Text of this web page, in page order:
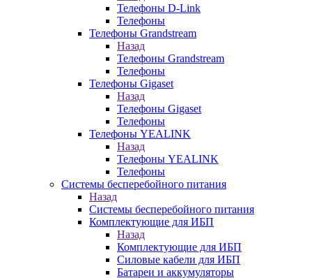
Телефоны D-Link
Телефоны
Телефоны Grandstream
Назад
Телефоны Grandstream
Телефоны
Телефоны Gigaset
Назад
Телефоны Gigaset
Телефоны
Телефоны YEALINK
Назад
Телефоны YEALINK
Телефоны
Системы бесперебойного питания
Назад
Системы бесперебойного питания
Комплектующие для ИБП
Назад
Комплектующие для ИБП
Силовые кабели для ИБП
Батареи и аккумуляторы